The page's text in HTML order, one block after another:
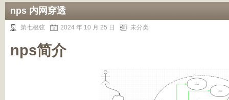
nps 内网穿透
第七根弦 2024 年 10 月 25 日 未分类
nps简介